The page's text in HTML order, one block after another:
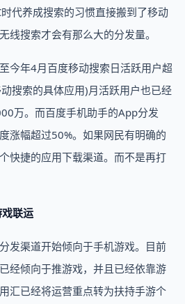
代养成搜索的习惯直接搬到了移动
线搜索才会有那么大的分发量。
今年4月百度移动搜索日活跃用户超
搜索的具体应用)月活跃用户也已经
万。而百度手机助手的App分发
涨幅超过50%。如果网民有明确的
快捷的应用下载渠道。而不是再打
联运
发渠道开始倾向于手机游戏。目前
经倾向于推游戏，并且已经依靠游
汇已经将运营重点转为扶持手游个